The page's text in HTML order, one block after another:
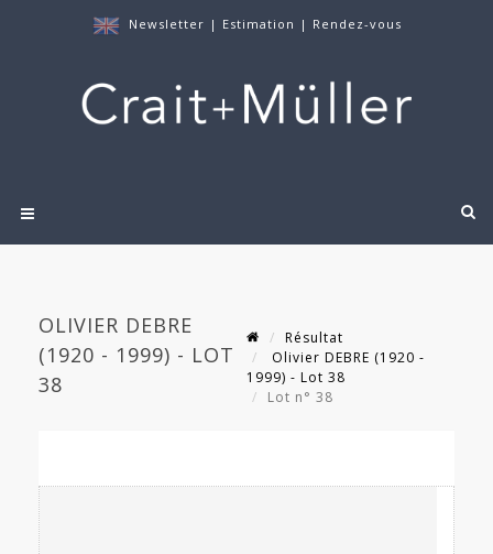
Newsletter | Estimation | Rendez-vous
OLIVIER DEBRE
(1920 - 1999) - LOT
38
Résultat
Olivier DEBRE (1920 -
1999) - Lot 38
Lot n° 38